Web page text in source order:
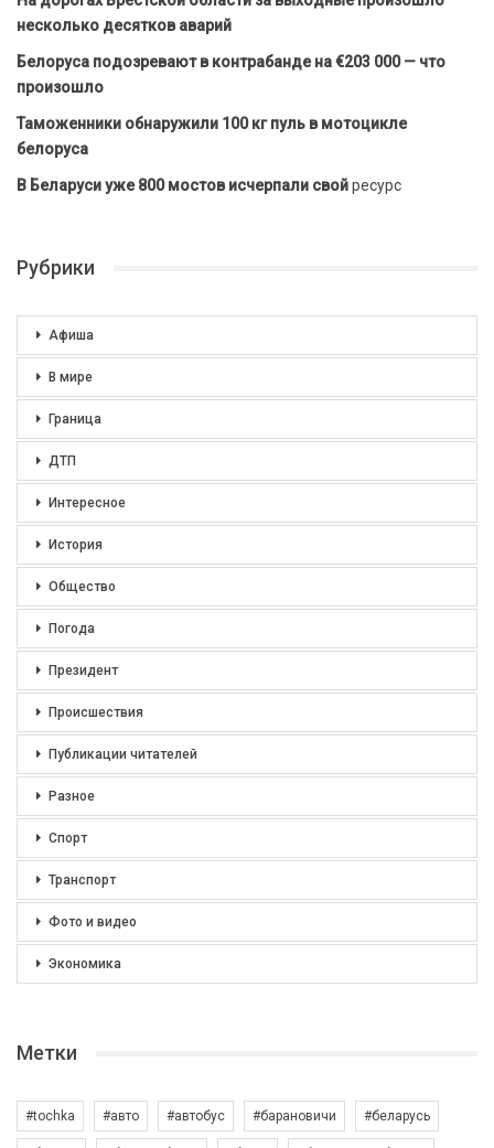
несколько десятков аварий
Белоруса подозревают в контрабанде на €203 000 — что
произошло
Таможенники обнаружили 100 кг пуль в мотоцикле
белоруса
В Беларуси уже 800 мостов исчерпали свойресурс
Рубрики
Афиша
В мире
Граница
ДТП
Интересное
История
Общество
Погода
Президент
Происшествия
Публикации читателей
Разное
Спорт
Транспорт
Фото и видео
Экономика
Метки
#tochka #авто #автобус #барановичи #беларусь